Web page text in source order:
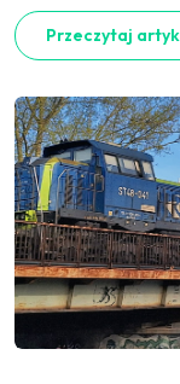
Przeczytaj